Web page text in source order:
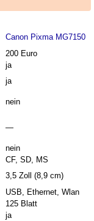
Canon Pixma MG7150
200 Euro
ja
ja
nein
—
nein
CF, SD, MS
3,5 Zoll (8,9 cm)
USB, Ethernet, Wlan
125 Blatt
ja